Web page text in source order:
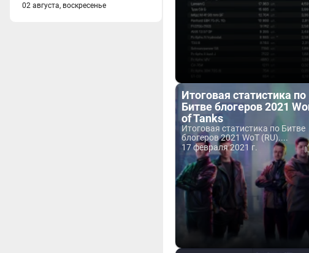
02 августа, воскресенье
Итоговая статистика по
Битве блогеров 2021
of Tanks
Итоговая статистика по Битве
блогеров 2021 WoT (RU)....
17 февраля 2021 г.